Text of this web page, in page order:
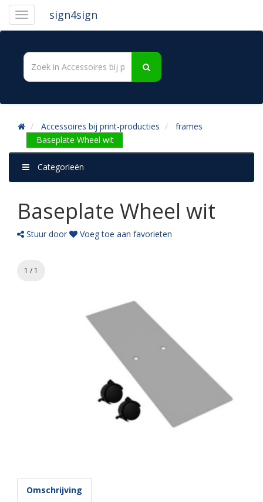
sign4sign
Accessoires bij print-producties
frames
Baseplate Wheel wit
Categorieën
Baseplate Wheel wit
Stuur door Voeg toe aan favorieten
1 / 1
Omschrijving